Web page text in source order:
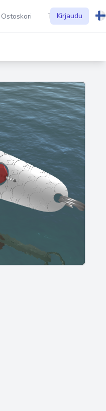
Ostoskori Tietoa
Kirjaudu